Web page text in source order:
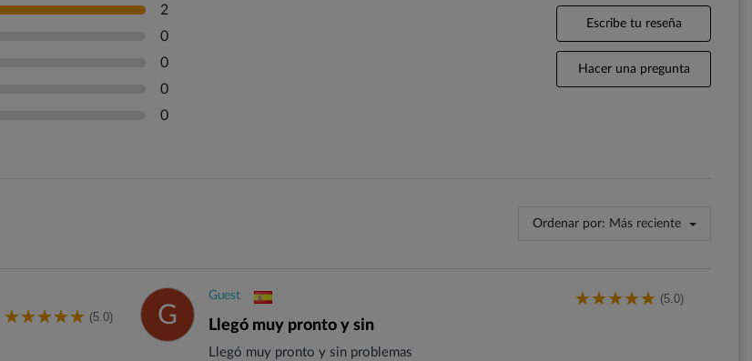
2
0
0
0
0
Escribe tu reseña
Hacer una pregunta
Ordenar por: Más reciente
(5.0) G
Guest (5.0)
Llegó muy pronto y sin
Llegó muy pronto y sin problemas